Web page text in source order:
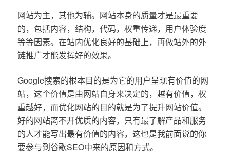
网站为主，其他为辅。网站本身的质量才是最重要
的，包括内容，结构，代码，权重传递，用户体验度
等等因素。在站内优化良好的基础上，再做站外的外
链推广才能发挥好的效果。
Google搜索的根本目的是为它的用户呈现有价值的网
站，这个价值是由网站自身来决定的，越有价值，权
重越好，而优化网站的目的就是为了提升网站价值。
好的网站离不开优质的内容，只有最了解产品和服务
的人才能写出最有价值的内容，这也是我前面说的你
要参与到谷歌SEO中来的原因和方式。